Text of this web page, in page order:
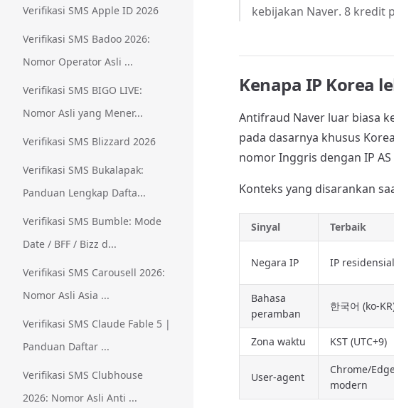
Verifikasi SMS Apple ID 2026
Verifikasi SMS Badoo 2026:
Nomor Operator Asli ...
Verifikasi SMS BIGO LIVE:
Nomor Asli yang Mener...
Verifikasi SMS Blizzard 2026
Verifikasi SMS Bukalapak:
Panduan Lengkap Dafta...
Verifikasi SMS Bumble: Mode
Date / BFF / Bizz d...
Verifikasi SMS Carousell 2026:
Nomor Asli Asia ...
Verifikasi SMS Claude Fable 5 |
Panduan Daftar ...
Verifikasi SMS Clubhouse
2026: Nomor Asli Anti ...
kebijakan Naver. 8 kredit
Kenapa IP Korea
Antifraud Naver luar biasa
pada dasarnya khusus
nomor Inggris dengan IP
Konteks yang disarankan
Sinyal Terbaik
Negara IP IP
Bahasa
peramban
한국어 (ko-
Zona waktu KST (UTC+9)
User-agent
Chrome/
modern